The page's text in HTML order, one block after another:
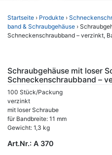
Startseite › Produkte ›
band & Schraub­gehäuse ›
Schneckenschraubband – verzinkt,
Schraubgehäuse mit loser
Schneckenschraubband –
100 Stück/Packung
verzinkt
mit loser Schraube
für Bandbreite: 11 mm
Gewicht: 1,3 kg
Art.Nr.: A 370